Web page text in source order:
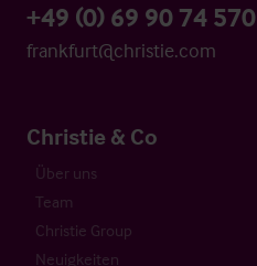
+49 (0) 69 90 74 570
frankfurt@christie.com
Christie & Co
Über uns
Team
Christie Group
Neuigkeiten